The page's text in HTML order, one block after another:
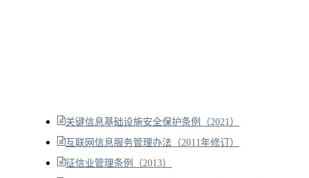
关键信息基础设施安全保护条例（2021）
互联网信息服务管理办法（2011年修订）
征信业管理条例（2013）